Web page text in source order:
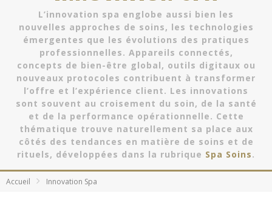
L’innovation spa englobe aussi bien les
nouvelles approches de soins, les technologies
émergentes que les évolutions des pratiques
professionnelles. Appareils connectés,
concepts de bien-être global, outils digitaux ou
nouveaux protocoles contribuent à transformer
l’offre et l’expérience client. Les innovations
sont souvent au croisement du soin, de la santé
et de la performance opérationnelle. Cette
thématique trouve naturellement sa place aux
côtés des tendances en matière de soins et de
rituels, développées dans la rubrique Spa Soins.
Accueil Innovation Spa